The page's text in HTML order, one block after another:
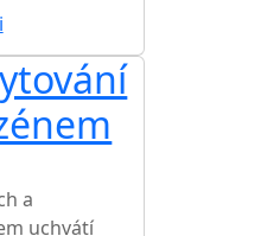
a
uchvátí